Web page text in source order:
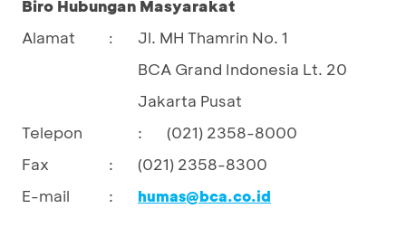
Biro Hubungan Masyarakat
Alamat
:
Jl. MH Thamrin No. 1
BCA Grand Indonesia Lt. 20
Jakarta Pusat
Telepon
:
(021) 2358-8000
Fax
:
(021) 2358-8300
E-mail
: humas@bca.co.id